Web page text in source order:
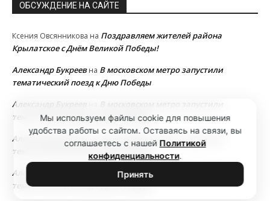
ОБСУЖДЕНИЕ НА САЙТЕ
Ксения Овсянникова на Поздравляем жителей района
Крылатское с Днём Великой Победы!
Александр Букреевна В московском метро запустили
тематический поезд к Дню Победы
Александр Букреев
В московском метро запустили
тематический поезд к Дню Победы
Александр Букреев
В московском метро запустили
тематический поезд к Дню Победы
Александр Букреев
В московском метро запустили
тематический поезд к Дню Победы
Мы используем файлы cookie для повышения
удобства работы с сайтом. Оставаясь на связи, вы
соглашаетесь с нашей Политикой
конфиденциальности.
Принять